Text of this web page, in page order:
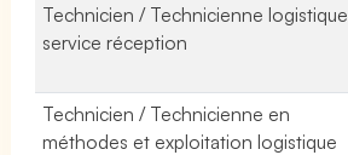
Technicien / Technicienne logistique
service réception
Technicien / Technicienne en
méthodes et exploitation logistique